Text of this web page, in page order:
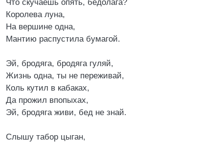
Что скучаешь опять, бедолага?
Королева луна,
На вершине одна,
Мантию распустила бумагой.
Эй, бродяга, бродяга гуляй,
Жизнь одна, ты не переживай,
Коль кутил в кабаках,
Да прожил впопыхах,
Эй, бродяга живи, бед не знай.
Слышу табор цыган,